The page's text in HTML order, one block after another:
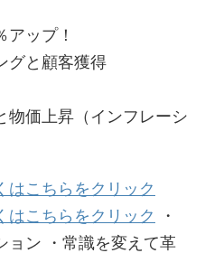
アップ！
グと顧客獲得
物価上昇（インフレーシ
はこちらをクリック
はこちらをクリック
・
ョン ・常識を変えて革